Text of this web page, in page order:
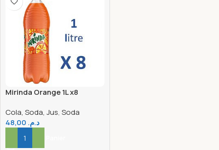
Mirinda Orange 1L x8
Cola, Soda, Jus, Soda
د.م.
Ajouter Au Panier